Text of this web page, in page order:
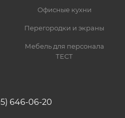
Офисные кухни
Перегородки и экраны
Мебель для персонала
ТЕСТ
646-06-20